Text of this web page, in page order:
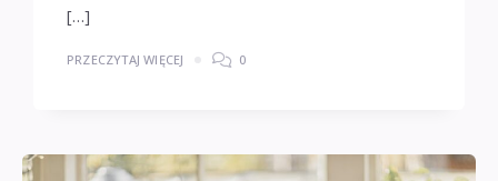
[…]
PRZECZYTAJ WIĘCEJ 0